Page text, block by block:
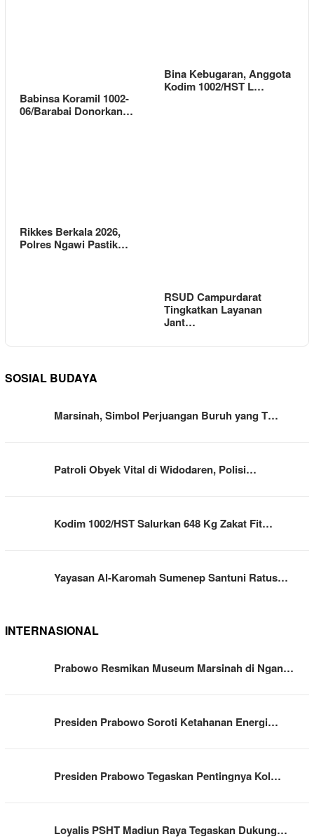
Babinsa Koramil 1002-
06/Barabai Donorkan…
Bina Kebugaran, Anggota
Kodim 1002/HST L…
Rikkes Berkala 2026,
Polres Ngawi Pastik…
RSUD Campurdarat
Tingkatkan Layanan
Jant…
SOSIAL BUDAYA
Marsinah, Simbol Perjuangan Buruh yang T…
Patroli Obyek Vital di Widodaren, Polisi…
Kodim 1002/HST Salurkan 648 Kg Zakat Fit…
Yayasan Al-Karomah Sumenep Santuni Ratus…
INTERNASIONAL
Prabowo Resmikan Museum Marsinah di Ngan…
Presiden Prabowo Soroti Ketahanan Energi…
Presiden Prabowo Tegaskan Pentingnya Kol…
Loyalis PSHT Madiun Raya Tegaskan Dukung…